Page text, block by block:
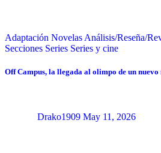
Adaptación Novelas Análisis/Reseña/
Secciones Series Series y cine
Off Campus, la llegada al olimpo de un nuevo
Drako1909 May 11, 2026